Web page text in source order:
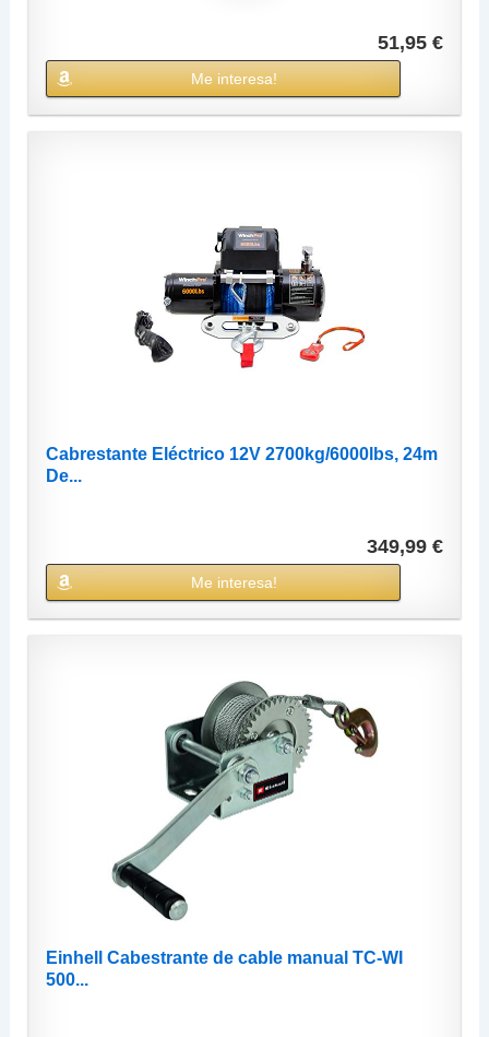
51,95 €
Me interesa!
Cabrestante Eléctrico 12V 2700kg/6000lbs, 24m
De...
349,99 €
Me interesa!
Einhell Cabestrante de cable manual TC-WI
500...